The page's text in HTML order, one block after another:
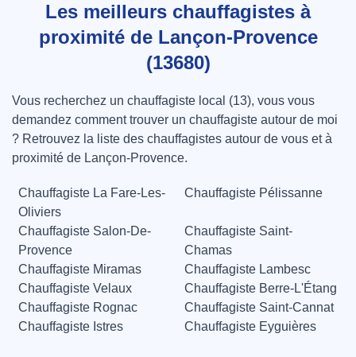
Les meilleurs chauffagistes à
proximité de Lançon-Provence
(13680)
Vous recherchez un chauffagiste local (13), vous vous
demandez comment trouver un chauffagiste autour de moi
? Retrouvez la liste des chauffagistes autour de vous et à
proximité de Lançon-Provence.
Chauffagiste La Fare-Les-
Oliviers
Chauffagiste Pélissanne
Chauffagiste Salon-De-
Provence
Chauffagiste Saint-
Chamas
Chauffagiste Miramas
Chauffagiste Lambesc
Chauffagiste Velaux
Chauffagiste Berre-L'Étang
Chauffagiste Rognac
Chauffagiste Saint-Cannat
Chauffagiste Istres
Chauffagiste Eyguières